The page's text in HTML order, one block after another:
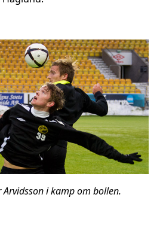
Arvidsson i kamp om bollen.